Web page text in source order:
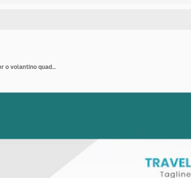
Vettura vettoriale gratuita vacanza social media post banner o volantino quadrato modello di design Instagram